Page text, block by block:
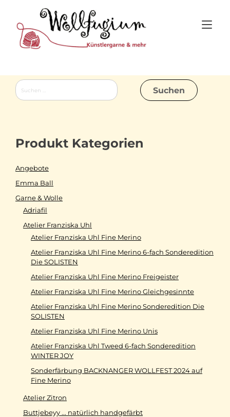
content
Suchen
nach:
Produkt Kategorien
Angebote
Emma Ball
Garne & Wolle
Adriafil
Atelier Franziska Uhl
Atelier Franziska Uhl Fine Merino
Atelier Franziska Uhl Fine Merino 6-fach Sonderedition
Die SOLISTEN
Atelier Franziska Uhl Fine Merino Freigeister
Atelier Franziska Uhl Fine Merino Gleichgesinnte
Atelier Franziska Uhl Fine Merino Sonderedition Die
SOLISTEN
Atelier Franziska Uhl Fine Merino Unis
Atelier Franziska Uhl Tweed 6-fach Sonderedition
WINTER JOY
Sonderfärbung BACKNANGER WOLLFEST 2024 auf
Fine Merino
Atelier Zitron
Buttjebeyy ... natürlich handgefärbt